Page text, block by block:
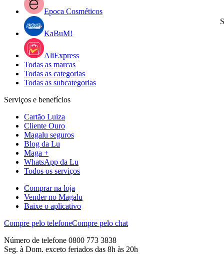
Epoca Cosméticos
KaBuM!
AliExpress
Todas as marcas
Todas as categorias
Todas as subcategorias
Serviços e benefícios
Cartão Luiza
Cliente Ouro
Magalu seguros
Blog da Lu
Maga +
WhatsApp da Lu
Todos os serviços
Comprar na loja
Vender no Magalu
Baixe o aplicativo
Compre pelo telefoneCompre pelo chat
Número de telefone 0800 773 3838
Seg. à Dom. exceto feriados das 8h às 20h